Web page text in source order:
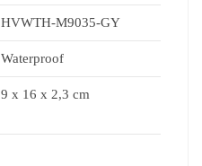
HVWTH-M9035-GY
Waterproof
9 x 16 x 2,3 cm